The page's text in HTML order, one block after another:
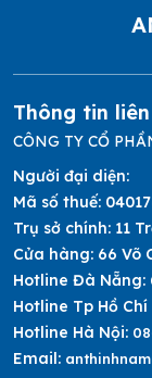
Thông tin
CÔNG TY CỔ
Người đại diện:
Mã số thuế:
Trụ sở chính: 11
Cửa hàng: 66 Võ
Hotline Đà Nẵng:
Hotline Tp Hồ Chí
Hotline Hà Nội:
Email: